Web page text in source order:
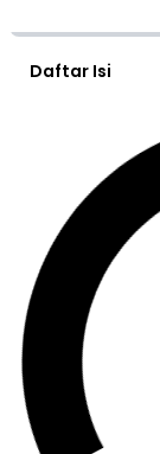
Daftar Isi